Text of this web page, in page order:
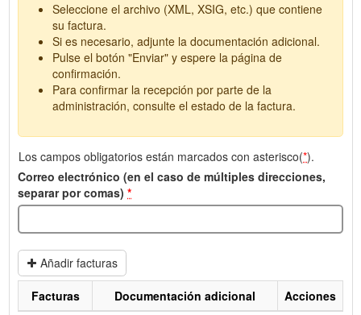
Seleccione el archivo (XML, XSIG, etc.) que contiene
su factura.
Si es necesario, adjunte la documentación adicional.
Pulse el botón "Enviar" y espere la página de
confirmación.
Para confirmar la recepción por parte de la
administración, consulte el estado de la factura.
Los campos obligatorios están marcados con asterisco(*).
Correo electrónico (en el caso de múltiples direcciones,
separar por comas) *
Añadir facturas
Facturas Documentación adicional Acciones